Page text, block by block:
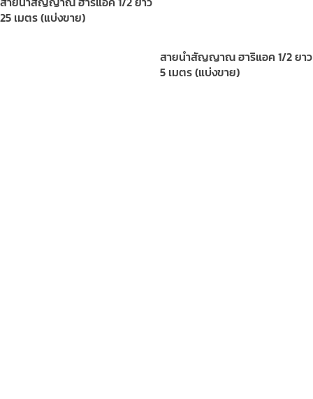
25 เมตร (แบ่งขาย)
สายนำสัญญาณ ฮาริแอค 1/2 ยาว
5 เมตร (แบ่งขาย)